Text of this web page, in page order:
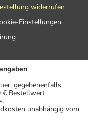
widerrufen
Einstellungen
gegebenenfalls
€ Bestellwert
unabhängig vom